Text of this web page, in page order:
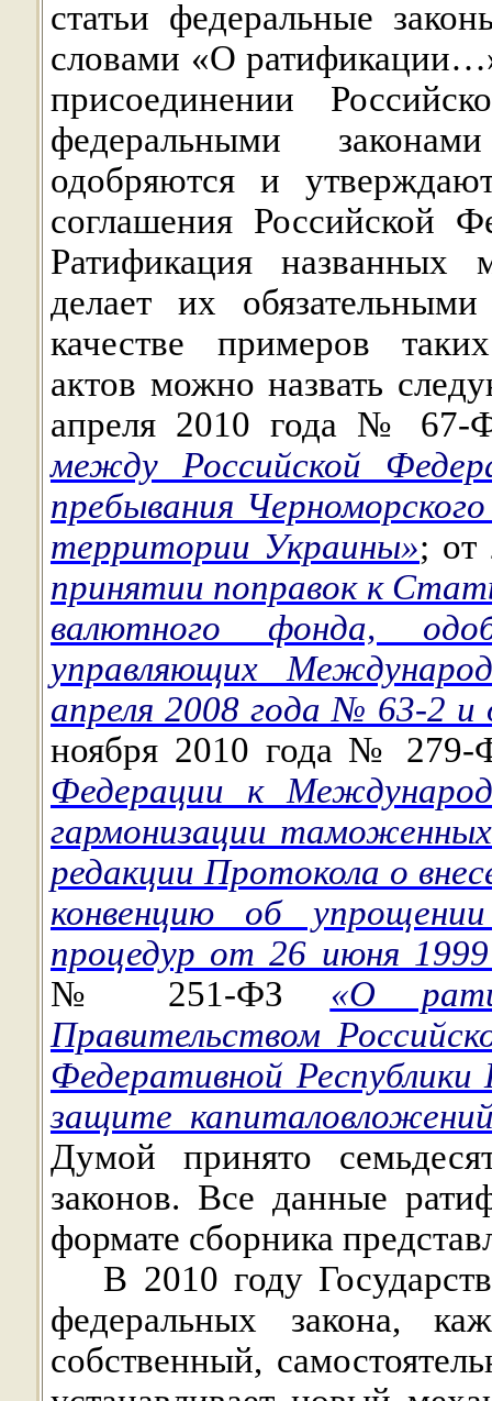
статьи федеральные
словами «О
присоединении
федеральными
одобряются и
соглашения Российской
Ратификация названных
делает их
качестве примеров
актов можно назвать
апреля 2010 года №
между Российской
пребывания
территории Украины»;
принятии поправок к
валютного фонда,
управляющих
апреля 2008 года № 63-2
ноября 2010 года №
Федерации к
гармонизации
редакции Протокола о
конвенцию об
процедур от 26 июня
№ 251-ФЗ «О
Правительством
Федеративной
защите
Думойпринято
законов. Все данные
формате сборника
В 2010 году
федеральных закона,
собственный,